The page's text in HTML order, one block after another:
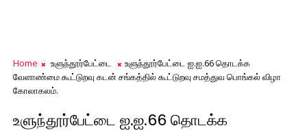
Home உளுந்தூர்பேட்டை
உளுந்தூர்பேட்டை ஐ.ஐ.66 தொடக்க
வேளாண்மை கூட்டுறவு கடன் சங்கத்தில் கூட்டுறவு சமத்துவ பொங்கல் விழா
கோலாகலம்.
உளுந்தூர்பேட்டை ஐ.ஐ.66 தொடக்க